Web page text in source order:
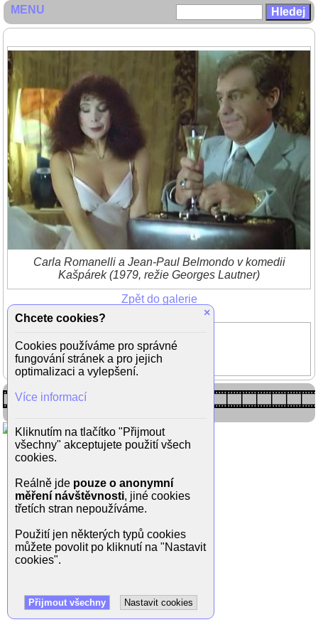
Carla Romanelli a Jean-Paul Belmondo v komedii
Kašpárek (1979, režie Georges Lautner)
Zpět do galerie
Jean-Paul Belmondo
Carla Romanelli
MENU
×
Chcete cookies?
Cookies používáme pro správné
fungování stránek a pro jejich
optimalizaci a vylepšení.
Více informací
Kliknutím na tlačítko "Přijmout
všechny" akceptujete použití všech
cookies.
Reálně jde pouze o anonymní
měření návštěvnosti, jiné cookies
třetích stran nepoužíváme.
Použití jen některých typů cookies
můžete povolit po kliknutí na "Nastavit
cookies".
Přijmout všechny Nastavit cookies